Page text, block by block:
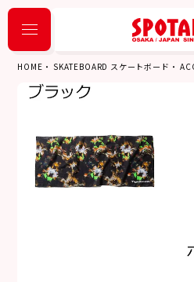
HOME SKATEBOARD スケートボード